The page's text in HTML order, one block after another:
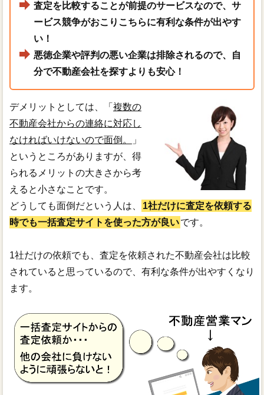
査定を比較することが前提のサービスなので、サ
ービス競争がおこりこちらに有利な条件が出やす
い！
悪徳企業や評判の悪い企業は排除されるので、自
分で不動産会社を探すよりも安心！
デメリットとしては、「 複数の
不動産会社からの連絡に対応し
なければいけないので面倒。
」
というところがありますが、得
られるメリットの大きさから考
えると小さなことです。
どうしても面倒だという人は、
1社だけに査定を依頼する
時でも一括査定サイトを使った方が良いです。
1社だけの依頼でも、査定を依頼された不動産会社は比較
されていると思っているので、有利な条件が出やすくなり
ます。